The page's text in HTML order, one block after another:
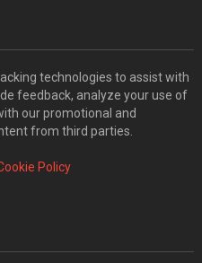
technologies to assist with
feedback, analyze your use of
our promotional and
from third parties.
Policy